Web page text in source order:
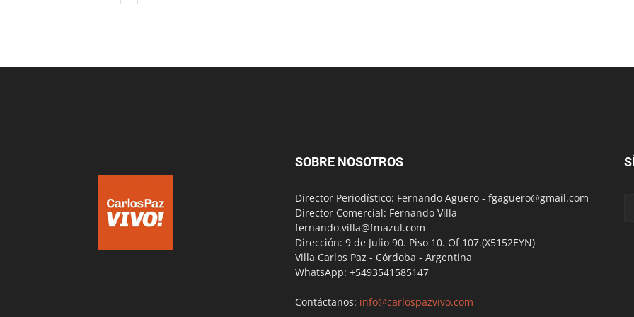
SOBRE NOSOTROS
Director Periodístico: Fernando Agüero - fgaguero@gmail.com
Director Comercial: Fernando Villa -
fernando.villa@fmazul.com
Dirección: 9 de Julio 90. Piso 10. Of 107.(X5152EYN)
Villa Carlos Paz - Córdoba - Argentina
WhatsApp: +5493541585147
Contáctanos: info@carlospazvivo.com